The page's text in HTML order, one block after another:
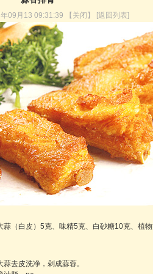
09月13 09:31:39 【 关闭 】 [返回列表]
（白皮）5克、味精5克、白砂糖10克、植物
去皮洗净，剁成蒜蓉。